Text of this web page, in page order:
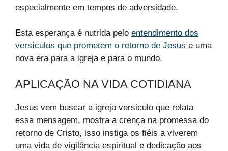
especialmente em tempos de adversidade.
Esta esperança é nutrida pelo entendimento dos
versículos que prometem o retorno de Jesus e uma
nova era para a igreja e para o mundo.
APLICAÇÃO NA VIDA COTIDIANA
Jesus vem buscar a igreja versiculo que relata
essa mensagem, mostra a crença na promessa do
retorno de Cristo, isso instiga os fiéis a viverem
uma vida de vigilância espiritual e dedicação aos